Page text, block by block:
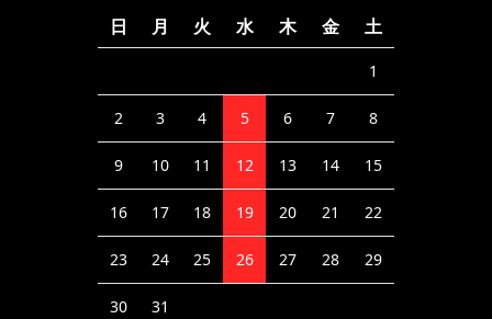
日
月 火 水 木 金 土
1
2 3 4 5 6 7 8
9 10 11 12 13 14 15
16 17 18 19 20 21 22
23 24 25 26 27 28 29
30 31